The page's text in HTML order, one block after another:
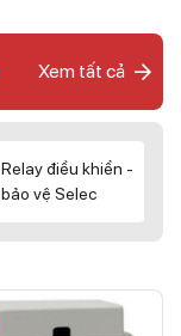
Xem tất cả
Relay điều khiển -
bảo vệ Selec